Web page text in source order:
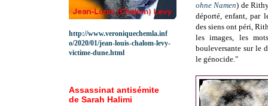
ohne Namen) de
déporté, enfant, par
des siens ont péri,
les images, les
bouleversante sur le
le génocide."
http://www.veroniquechemla.inf
o/2020/01/jean-louis-chalom-levy-
victime-dune.html
Assassinat antisémite
de Sarah Halimi